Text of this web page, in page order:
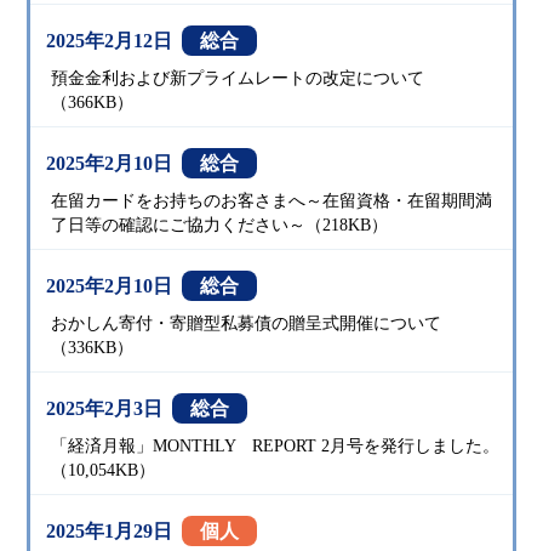
2025年2月12日 総合
預金金利および新プライムレートの改定について
（366KB）
2025年2月10日 総合
在留カードをお持ちのお客さまへ～在留資格・在留期間満
了日等の確認にご協力ください～（218KB）
2025年2月10日 総合
おかしん寄付・寄贈型私募債の贈呈式開催について
（336KB）
2025年2月3日 総合
「経済月報」MONTHLY REPORT 2月号を発行しました。
（10,054KB）
2025年1月29日 個人